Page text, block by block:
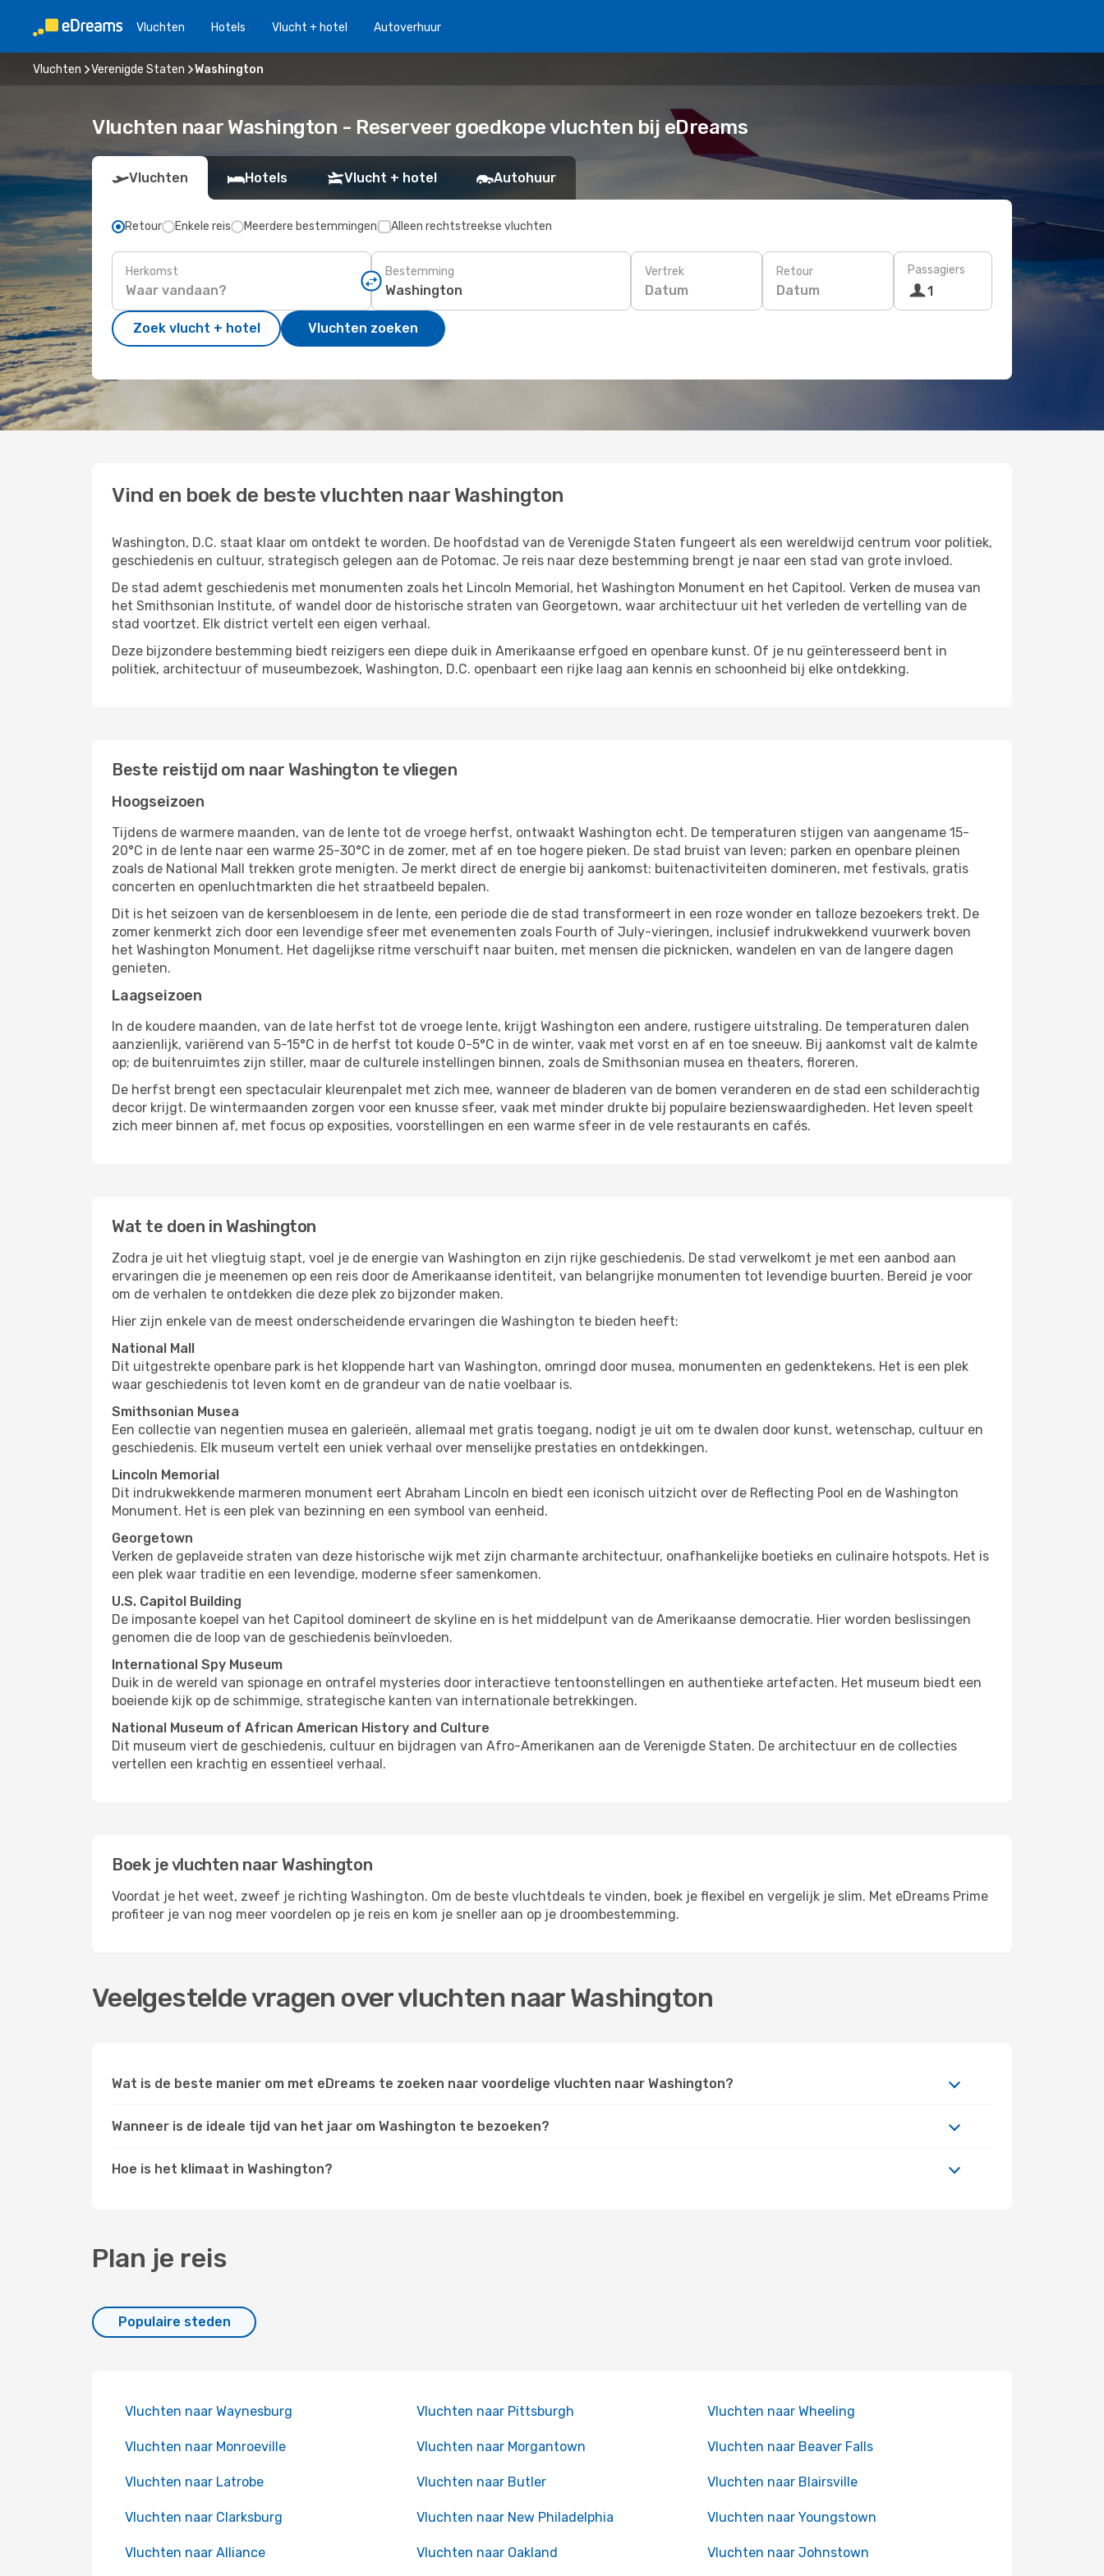
Vluchten Hotels Vlucht + hotel Autoverhuur
Vluchten Verenigde Staten Washington
Vluchten naar Washington - Reserveer goedkope vluchten bij eDreams
Vluchten Hotels Vlucht + hotel Autohuur
Retour Enkele reis Meerdere bestemmingen Alleen rechtstreekse vluchten
Herkomst Bestemming Vertrek
Datum
Retour
Datum
Passagiers
1
Zoek vlucht + hotel Vluchten zoeken
Vind en boek de beste vluchten naar Washington
Washington, D.C. staat klaar om ontdekt te worden. De hoofdstad van de Verenigde Staten fungeert als een wereldwijd centrum voor politiek,
geschiedenis en cultuur, strategisch gelegen aan de Potomac. Je reis naar deze bestemming brengt je naar een stad van grote invloed.
De stad ademt geschiedenis met monumenten zoals het Lincoln Memorial, het Washington Monument en het Capitool. Verken de musea van
het Smithsonian Institute, of wandel door de historische straten van Georgetown, waar architectuur uit het verleden de vertelling van de
stad voortzet. Elk district vertelt een eigen verhaal.
Deze bijzondere bestemming biedt reizigers een diepe duik in Amerikaanse erfgoed en openbare kunst. Of je nu geïnteresseerd bent in
politiek, architectuur of museumbezoek, Washington, D.C. openbaart een rijke laag aan kennis en schoonheid bij elke ontdekking.
Beste reistijd om naar Washington te vliegen
Hoogseizoen
Tijdens de warmere maanden, van de lente tot de vroege herfst, ontwaakt Washington echt. De temperaturen stijgen van aangename 15-
20°C in de lente naar een warme 25-30°C in de zomer, met af en toe hogere pieken. De stad bruist van leven; parken en openbare pleinen
zoals de National Mall trekken grote menigten. Je merkt direct de energie bij aankomst: buitenactiviteiten domineren, met festivals, gratis
concerten en openluchtmarkten die het straatbeeld bepalen.
Dit is het seizoen van de kersenbloesem in de lente, een periode die de stad transformeert in een roze wonder en talloze bezoekers trekt. De
zomer kenmerkt zich door een levendige sfeer met evenementen zoals Fourth of July-vieringen, inclusief indrukwekkend vuurwerk boven
het Washington Monument. Het dagelijkse ritme verschuift naar buiten, met mensen die picknicken, wandelen en van de langere dagen
genieten.
Laagseizoen
In de koudere maanden, van de late herfst tot de vroege lente, krijgt Washington een andere, rustigere uitstraling. De temperaturen dalen
aanzienlijk, variërend van 5-15°C in de herfst tot koude 0-5°C in de winter, vaak met vorst en af en toe sneeuw. Bij aankomst valt de kalmte
op; de buitenruimtes zijn stiller, maar de culturele instellingen binnen, zoals de Smithsonian musea en theaters, floreren.
De herfst brengt een spectaculair kleurenpalet met zich mee, wanneer de bladeren van de bomen veranderen en de stad een schilderachtig
decor krijgt. De wintermaanden zorgen voor een knusse sfeer, vaak met minder drukte bij populaire bezienswaardigheden. Het leven speelt
zich meer binnen af, met focus op exposities, voorstellingen en een warme sfeer in de vele restaurants en cafés.
Wat te doen in Washington
Zodra je uit het vliegtuig stapt, voel je de energie van Washington en zijn rijke geschiedenis. De stad verwelkomt je met een aanbod aan
ervaringen die je meenemen op een reis door de Amerikaanse identiteit, van belangrijke monumenten tot levendige buurten. Bereid je voor
om de verhalen te ontdekken die deze plek zo bijzonder maken.
Hier zijn enkele van de meest onderscheidende ervaringen die Washington te bieden heeft:
National Mall
Dit uitgestrekte openbare park is het kloppende hart van Washington, omringd door musea, monumenten en gedenktekens. Het is een plek
waar geschiedenis tot leven komt en de grandeur van de natie voelbaar is.
Smithsonian Musea
Een collectie van negentien musea en galerieën, allemaal met gratis toegang, nodigt je uit om te dwalen door kunst, wetenschap, cultuur en
geschiedenis. Elk museum vertelt een uniek verhaal over menselijke prestaties en ontdekkingen.
Lincoln Memorial
Dit indrukwekkende marmeren monument eert Abraham Lincoln en biedt een iconisch uitzicht over de Reflecting Pool en de Washington
Monument. Het is een plek van bezinning en een symbool van eenheid.
Georgetown
Verken de geplaveide straten van deze historische wijk met zijn charmante architectuur, onafhankelijke boetieks en culinaire hotspots. Het is
een plek waar traditie en een levendige, moderne sfeer samenkomen.
U.S. Capitol Building
De imposante koepel van het Capitool domineert de skyline en is het middelpunt van de Amerikaanse democratie. Hier worden beslissingen
genomen die de loop van de geschiedenis beïnvloeden.
International Spy Museum
Duik in de wereld van spionage en ontrafel mysteries door interactieve tentoonstellingen en authentieke artefacten. Het museum biedt een
boeiende kijk op de schimmige, strategische kanten van internationale betrekkingen.
National Museum of African American History and Culture
Dit museum viert de geschiedenis, cultuur en bijdragen van Afro-Amerikanen aan de Verenigde Staten. De architectuur en de collecties
vertellen een krachtig en essentieel verhaal.
Boek je vluchten naar Washington
Voordat je het weet, zweef je richting Washington. Om de beste vluchtdeals te vinden, boek je flexibel en vergelijk je slim. Met eDreams Prime
profiteer je van nog meer voordelen op je reis en kom je sneller aan op je droombestemming.
Veelgestelde vragen over vluchten naar Washington
Wat is de beste manier om met eDreams te zoeken naar voordelige vluchten naar Washington?
Wanneer is de ideale tijd van het jaar om Washington te bezoeken?
Hoe is het klimaat in Washington?
Plan je reis
Populaire steden
Vluchten naar Waynesburg Vluchten naar Pittsburgh Vluchten naar Wheeling
Vluchten naar Monroeville Vluchten naar Morgantown Vluchten naar Beaver Falls
Vluchten naar Latrobe Vluchten naar Butler Vluchten naar Blairsville
Vluchten naar Clarksburg Vluchten naar New Philadelphia Vluchten naar Youngstown
Vluchten naar Alliance Vluchten naar Oakland Vluchten naar Johnstown